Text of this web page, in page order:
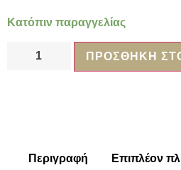
Κατόπιν παραγγελίας
ΠΡΟΣΘΉΚΗ
Περιγραφή Επιπλέον